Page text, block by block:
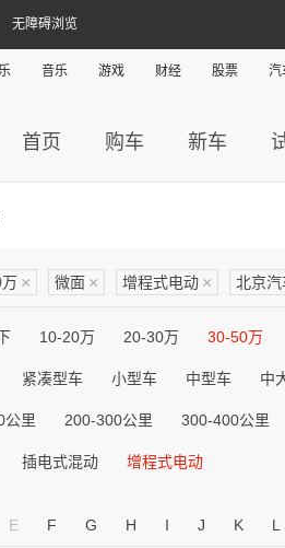
无障碍浏览
音乐 游戏 财经 股票 汽
首页 购车 新车
× 微面 × 增程式电动 × 北京汽
10-20万 20-30万 30-50万
紧凑型车 小型车 中型车 中
公里 200-300公里 300-400公里
插电式混动 增程式电动
E F G H I J K L